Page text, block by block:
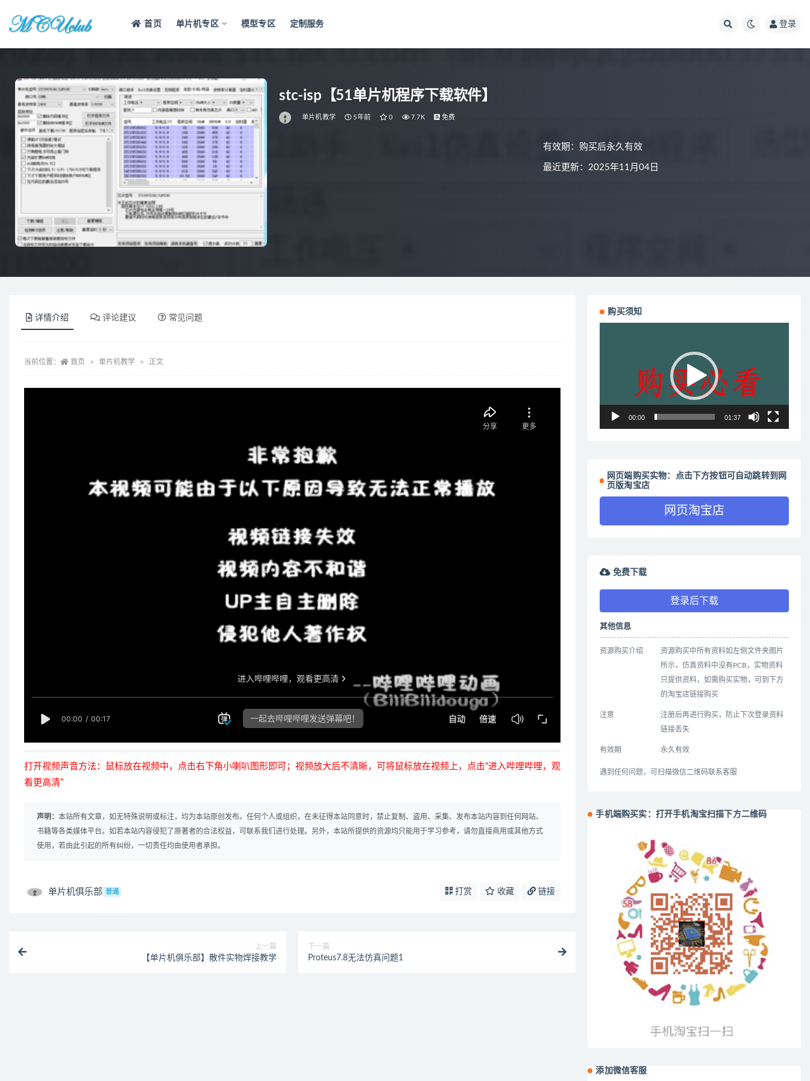
首页 单片机专区 模型专区 定制服务 登录
stc-isp【51单片机程序下载软件】
单片机教学 5年前 0 7.7K 免费
有效期：购买后永久有效
最近更新：2025年11月04日
详情介绍 评论建议 常见问题
当前位置： 首页 单片机教学 正文
打开视频声音方法：鼠标放在视频中，点击右下角小喇叭图形即可；视频放大后不清晰，可将鼠标放在视频上，点击“进入哔哩哔哩，观
看更高清”
声明： 本站所有文章，如无特殊说明或标注，均为本站原创发布。任何个人或组织，在未征得本站同意时，禁止复制、盗用、采集、发布本站内容到任何网站、
书籍等各类媒体平台。如若本站内容侵犯了原著者的合法权益，可联系我们进行处理。另外，本站所提供的资源均只能用于学习参考，请勿直接商用或其他方式
使用，若由此引起的所有纠纷，一切责任均由使用者承担。
单片机俱乐部 普通 打赏 收藏 链接
上一篇
【单片机俱乐部】散件实物焊接教学
下一篇
Proteus7.8无法仿真问题1
购买须知
00:00 01:37
网页端购买实物：点击下方按钮可自动跳转到网
页版淘宝店
网页淘宝店
免费下载
登录后下载
其他信息
资源购买介绍
资源购买中所有资料如左侧文件夹图片
所示，仿真资料中没有PCB，实物资料
只提供资料，如需购买实物，可到下方
的淘宝店链接购买
注意
注册后再进行购买，防止下次登录资料
链接丢失
有效期 永久有效
遇到任何问题，可扫描微信二维码联系客服
手机端购买实：打开手机淘宝扫描下方二维码
添加微信客服